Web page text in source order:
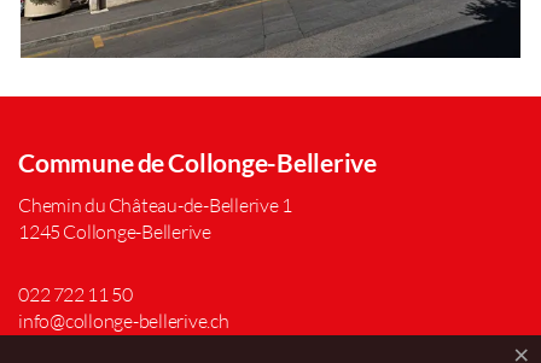
Commune de Collonge-Bellerive
Chemin du Château-de-Bellerive 1
1245 Collonge-Bellerive
022 722 11 50
info@collonge-bellerive.ch
×